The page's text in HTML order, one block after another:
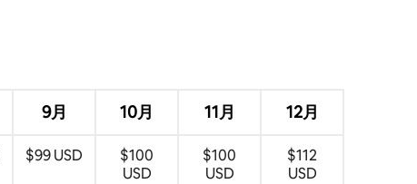
9月 10月 11月 12月
$99 USD
$100
USD
$100
USD
$112
USD